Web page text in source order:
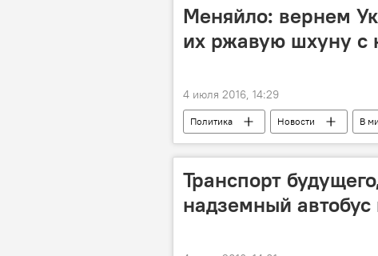
Меняйло: вернем
их ржавую шхуну
4 июля 2016, 14:29
Политика Новости В
Севастополь
Меняйло
Транспорт
надземный автобус